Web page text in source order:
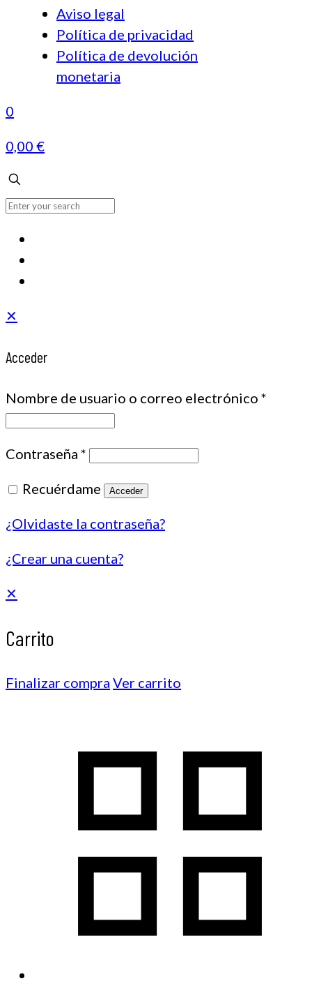
Aviso legal
Política de privacidad
Política de devolución
monetaria
0
0,00 €
✕
Acceder
Nombre de usuario o correo electrónico *
Contraseña *
Recuérdame Acceder
¿Olvidaste la contraseña?
¿Crear una cuenta?
✕
Carrito
Finalizar compra Ver carrito